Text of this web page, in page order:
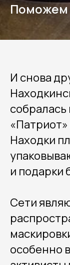
Поможем
И снова
Находки
и подарки
Сети
особенно